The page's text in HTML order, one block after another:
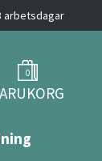
arbetsdagar
0